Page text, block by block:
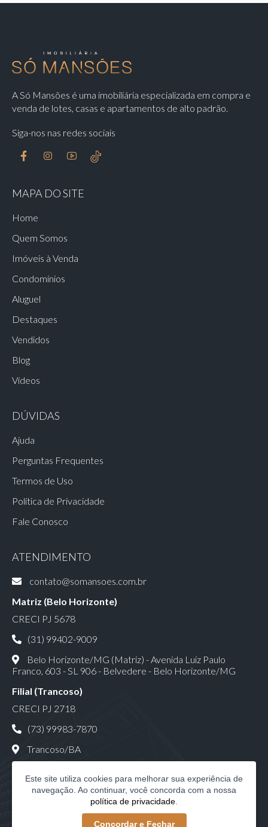
A Só Mansões é uma imobiliária especializada em compra e
venda de lotes, casas e apartamentos de alto padrão.
Siga-nos nas redes sociais
MAPA DO SITE
Home
Quem Somos
Imóveis à Venda
Condomínios
Aluguel
Destaques
Vendidos
Blog
Vídeos
DÚVIDAS
Ajuda
Perguntas Frequentes
Termos de Uso
Política de Privacidade
Fale Conosco
ATENDIMENTO
contato@somansoes.com.br
Matriz (Belo Horizonte)
CRECI PJ 5678
(31) 99402-9009
Belo Horizonte/MG (Matriz) - Avenida Luiz Paulo
Franco, 603 - SL 906 - Belvedere - Belo Horizonte/MG
Filial (Trancoso)
CRECI PJ 2718
(73) 99983-7870
Trancoso/BA
Só Mansões Consultoria Imobiliária LTDA | CNPJ:
Este site utiliza cookies para melhorar sua experiência de
navegação. Ao continuar, você concorda com a nossa
política de privacidade
Concordar e Fechar